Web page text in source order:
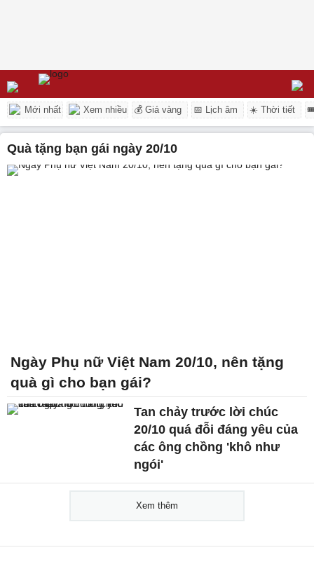
Mới nhất Xem nhiều 💰 Giá vàng 📅 Lịch âm ☀️ Thời tiết
quà tặng bạn gái ngày 20/10
Ngày Phụ nữ Việt Nam 20/10, nên tặng
quà gì cho bạn gái?
Tan chảy trước lời chúc
20/10 quá đỗi đáng yêu của
các ông chồng 'khô như
ngói'
Xem thêm